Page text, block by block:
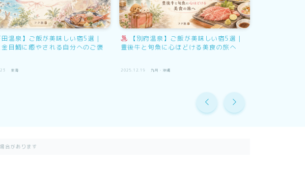
温泉】ご飯が美味しい宿5選｜
目鯛に癒やされる自分へのご褒
東海
【別府温泉】ご飯が美味しい宿5選｜
豊後牛と旬魚に心ほどける美食の旅へ
2025.12.19 九州・沖縄
合があります